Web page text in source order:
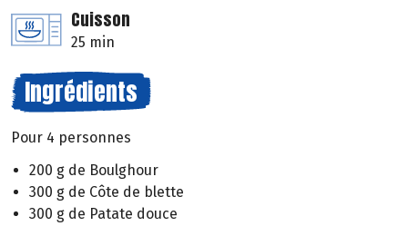
Cuisson
25 min
Ingrédients
Pour 4 personnes
200 g de Boulghour
300 g de Côte de blette
300 g de Patate douce